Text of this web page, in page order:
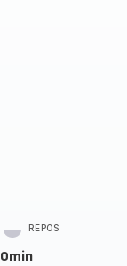
REPOS
0min